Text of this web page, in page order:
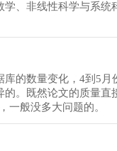
、非线性科学与系统
的数量变化，4到5月
。既然论文的质量直
一般没多大问题的。